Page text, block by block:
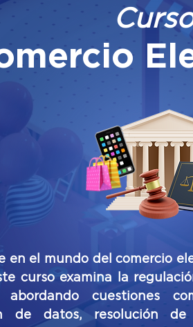
en el mundo del comercio
curso examina la
cuestiones
de datos, resolución